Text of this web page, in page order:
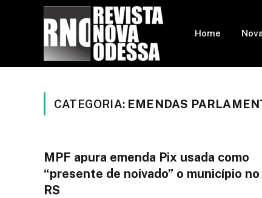
Home
CATEGORIA: EMENDAS
MPF apura emenda Pix usada como
“presente de noivado” o município no
RS